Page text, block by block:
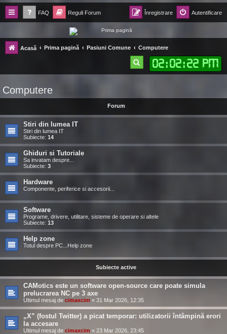
FAQ Reguli Forum Autentificare
Înregistrare
Forum Ecolomania™®
-= Idei pentru viitor =-
Acasă Prima pagină Pasiuni Comune Computere
02:02:23 PM
ă
a
e
Computere
Forum
Stiri din lumea IT
Stiri din lumea IT
Subiecte: 14
Ghiduri si Tutoriale
Sa invatam despre...
Subiecte: 3
Hardware
Componente, periferice si accesorii...
Software
Programe, drivere, utilitare, sisteme de operare si altele
Subiecte: 13
Help zone
Totul despre PC...Help zone
Subiecte active
CAMotics este un software open-source care poate simula
prelucrarea NC pe 3 axe
Ultimul mesaj de cimaxcim « 31 Mar 2026, 12:35
„X” (fostul Twitter) a picat temporar: utilizatorii întâmpină erori
la accesare
Ultimul mesaj de cimaxcim « 23 Mar 2026, 23:45